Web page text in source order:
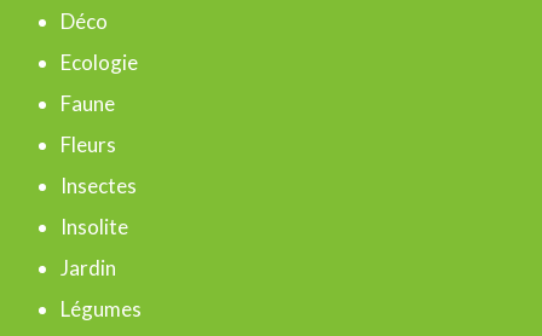
c
h
e
r
Déco
Ecologie
Faune
Fleurs
Insectes
Insolite
Jardin
Légumes